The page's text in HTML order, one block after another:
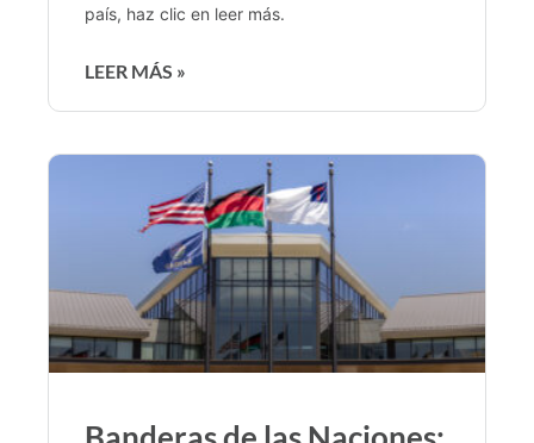
país, haz clic en leer más.
LEER MÁS »